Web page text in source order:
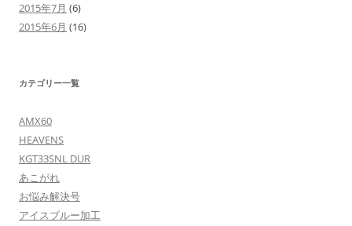
2015年7月 (6)
2015年6月 (16)
カテゴリー一覧
AMX60
HEAVENS
KGT33SNL DUR
あこがれ
お悩み解決号
アイスブルー加工